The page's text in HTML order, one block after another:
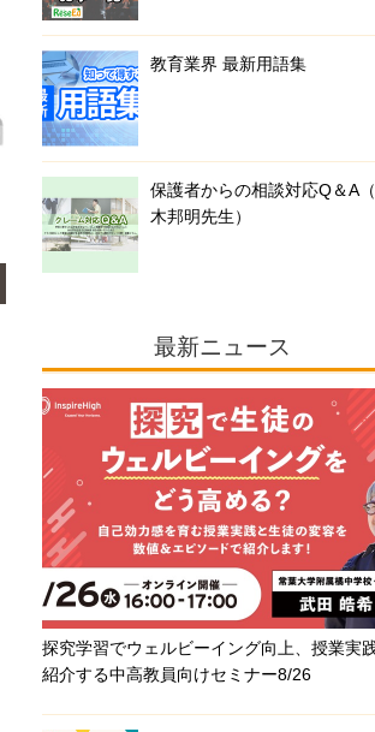
教育業界 最新用語集
保護者からの相談対応Q＆A
木邦明先生）
最新ニュース
探究学習でウェルビーイング向上、授業実
紹介する中高教員向けセミナー8/26